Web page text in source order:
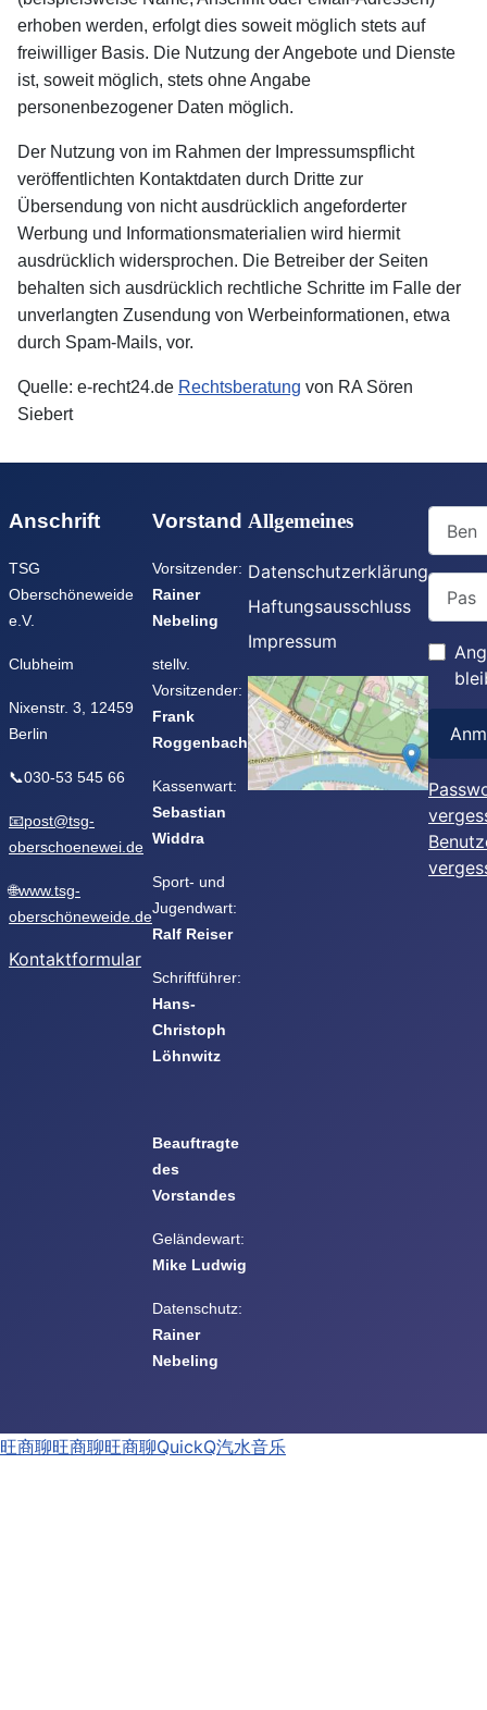
erhoben werden, erfolgt dies soweit möglich stets auf
freiwilliger Basis. Die Nutzung der Angebote und Dienste
ist, soweit möglich, stets ohne Angabe
personenbezogener Daten möglich.
Der Nutzung von im Rahmen der Impressumspflicht
veröffentlichten Kontaktdaten durch Dritte zur
Übersendung von nicht ausdrücklich angeforderter
Werbung und Informationsmaterialien wird hiermit
ausdrücklich widersprochen. Die Betreiber der Seiten
behalten sich ausdrücklich rechtliche Schritte im Falle der
unverlangten Zusendung von Werbeinformationen, etwa
durch Spam-Mails, vor.
Quelle: e-recht24.de Rechtsberatung von RA Sören
Siebert
Anschrift
TSG
Oberschöneweide
e.V.
Clubheim
Nixenstr. 3, 12459
Berlin
📞030-53 545 66
📧post@tsg-
oberschoenewei.de
🌐www.tsg-
oberschöneweide.de
Kontaktformular
Vorstand
Vorsitzender:
Rainer
Nebeling
stellv.
Vorsitzender:
Frank
Roggenbach
Kassenwart:
Sebastian
Widdra
Sport- und
Jugendwart:
Ralf Reiser
Schriftführer:
Hans-
Christoph
Löhnwitz
Beauftragte
des
Vorstandes
Geländewart:
Mike Ludwig
Datenschutz:
Rainer
Nebeling
Allgemeines
Datenschutzerklärung
Haftungsausschluss
Impressum
旺商聊旺商聊旺商聊QuickQ汽水音乐